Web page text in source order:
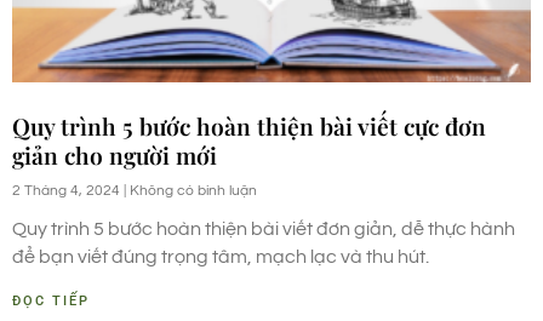
Quy trình 5 bước hoàn thiện bài viết cực đơn
giản cho người mới
2 Tháng 4, 2024 Không có bình luận
Quy trình 5 bước hoàn thiện bài viết đơn giản, dễ thực hành
để bạn viết đúng trọng tâm, mạch lạc và thu hút.
ĐỌC TIẾP